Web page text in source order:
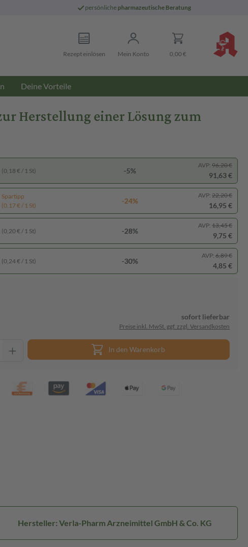
persönliche pharmazeutische Beratung
Rezept einlösen Mein Konto 0,00 €
Deine Vorteile
Herstellung einer Lösung zum
(0,18 € / 1 St) -5%
AVP: 96,20 €
91,63 €
Spartipp
(0,17 € / 1 St)
-24%
AVP: 22,20 €
16,95 €
(0,20 € / 1 St) -28%
AVP: 13,45 €
9,75 €
(0,24 € / 1 St) -30%
AVP: 6,89 €
4,85 €
sofort lieferbar
Preise inkl. MwSt. ggf. zzgl. Versandkosten
In den Warenkorb
Hersteller: Verla-Pharm Arzneimittel GmbH & Co. KG